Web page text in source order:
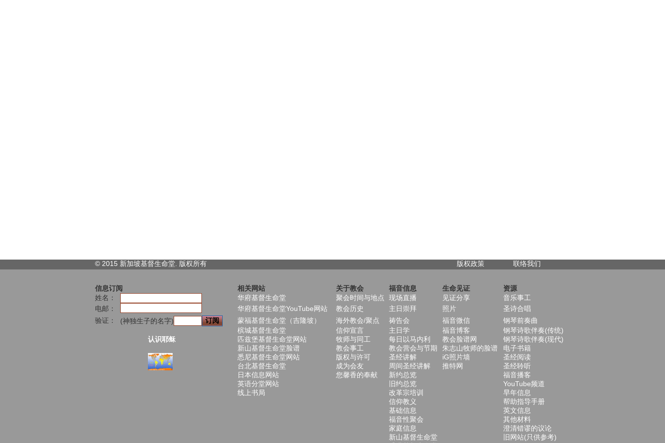
© 2015 新加坡基督生命堂. 版权所有 版权政策 联络我们
信息订阅 相关网站 关于教会 福音信息 生命见证
资源
姓名：
华府基督生命堂 聚会时间与地点 现场直播 见证分享
音乐事工
电邮：
华府基督生命堂YouTube网站 教会历史 主日崇拜 照片
圣诗合唱
验证：
(神独生子的名字) 蒙福基督生命堂（吉隆坡） 海外教会/聚点 祷告会 福音微信
钢琴前奏曲
槟城基督生命堂
信仰宣言 主日学 福音博客
钢琴诗歌伴奏(传统)
认识耶稣
匹兹堡基督生命堂网站 牧师与同工 每日以马内利 教会脸谱网
钢琴诗歌伴奏(现代)
新山基督生命堂脸谱
教会事工 教会营会与节期 朱志山牧师的脸谱
电子书籍
悉尼基督生命堂网站
版权与许可 圣经讲解 iG照片墙
圣经阅读
台北基督生命堂
成为会友 周间圣经讲解 推特网
圣经聆听
日本信息网站
您馨香的奉献 新约总览
福音播客
英语分堂网站
旧约总览
YouTube频道
线上书局
改革宗培训
早年信息
信仰教义
帮助指导手册
基础信息
英文信息
福音性聚会
其他材料
家庭信息
澄清错谬的议论
新山基督生命堂
旧网站(只供参考)